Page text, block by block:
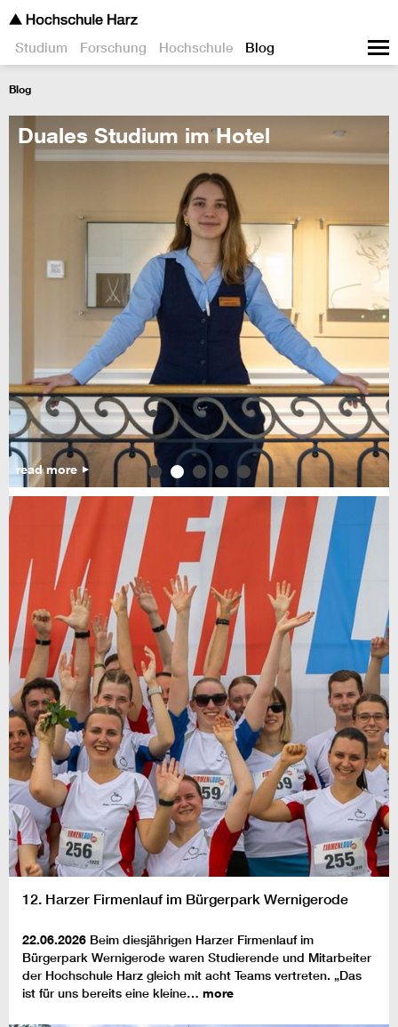
Studium Forschung Hochschule Blog
Blog
Duales Studium im Hotel
read more
12. Harzer Firmenlauf im Bürgerpark Wernigerode
22.06.2026 Beim diesjährigen Harzer Firmenlauf im
Bürgerpark Wernigerode waren Studierende und Mitarbeiter
der Hochschule Harz gleich mit acht Teams vertreten. „Das
ist für uns bereits eine kleine… more